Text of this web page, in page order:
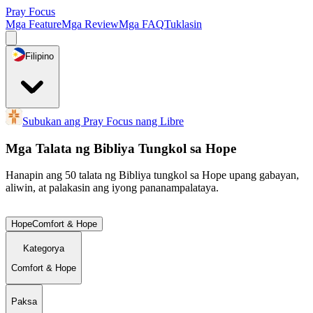
Pray Focus
Mga FeatureMga ReviewMga FAQTuklasin
Filipino
Subukan ang Pray Focus nang Libre
Mga Talata ng Bibliya Tungkol sa Hope
Hanapin ang 50 talata ng Bibliya tungkol sa Hope upang gabayan,
aliwin, at palakasin ang iyong pananampalataya.
HopeComfort & Hope
Kategorya
Comfort & Hope
Paksa